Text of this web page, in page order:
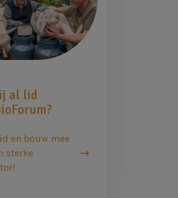
al lid
en bouw mee
sterke